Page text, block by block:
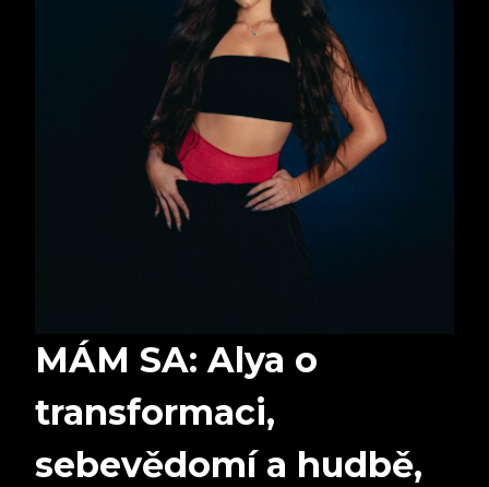
MÁM SA: Alya o
transformaci,
sebevědomí a hudbě,